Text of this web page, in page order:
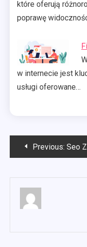
które oferują
poprawę
w internecie jest
usługi oferowane…
Nawigacja
Previous: Seo Zielona Góra